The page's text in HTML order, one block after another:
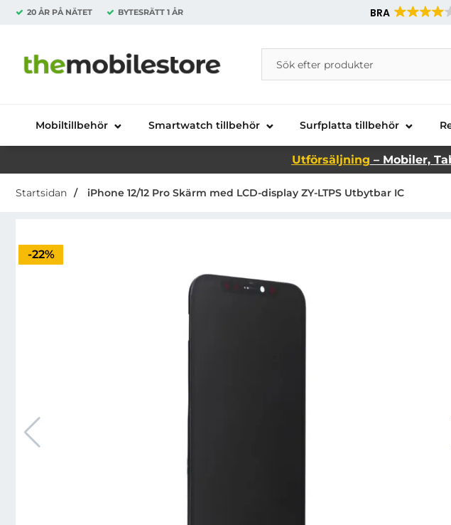
20 ÅR PÅ NÄTET BYTESRÄTT 1 ÅR BRA
Startsidan för Danira Telecom AB
Sök
Sök på Danira Telecom AB
Mobiltillbehör Smartwatch tillbehör Surfplatta tillbehör
Utförsäljning – Mobiler,
Startsidan iPhone 12/12 Pro Skärm med LCD-display ZY-LTPS Utbytbar IC
Priset är nedsatt med
-22%